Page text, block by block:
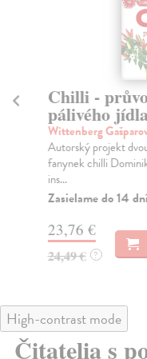
Chilli -
pálivého
Wittenberg
Autorský projekt
fanynek chilli
ins...
Zasielame do 14
23,76 €
24,49 € ?
High-contrast mode
Čitatelia s